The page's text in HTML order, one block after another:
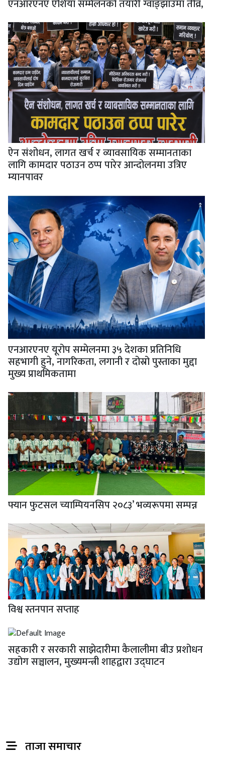
एनआरएनए एशिया सम्मेलनको तयारी ग्वाङ्झाउमा तीव्र,
ऐन संशोधन, लागत खर्च र व्यावसायिक सम्मानताका
लागि कामदार पठाउन ठप्प पारेर आन्दोलनमा उत्रिए
म्यानपावर
एनआरएनए यूरोप सम्मेलनमा ३५ देशका प्रतिनिधि
सहभागी हुने, नागरिकता, लगानी र दोस्रो पुस्ताका मुद्दा
मुख्य प्राथमिकतामा
फ्यान फुटसल च्याम्पियनसिप २०८३’ भव्यरूपमा सम्पन्न
विश्व स्तनपान सप्ताह
सहकारी र सरकारी साझेदारीमा कैलालीमा बीउ प्रशोधन
उद्योग सञ्चालन, मुख्यमन्त्री शाहद्वारा उद्घाटन
ताजा समाचार